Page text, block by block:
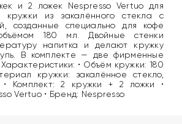
и 2 ложек Nespresso Vertuo для
кружки из закалённого стекла с
созданные специально для кофе
180 мл. Двойные стенки
напитка и делают кружку
В комплекте — две фирменные
• Объём кружки: 180
кружки: закалённое стекло,
• Комплект: 2 кружки + 2 ложки •
Vertuo • Бренд: Nespresso